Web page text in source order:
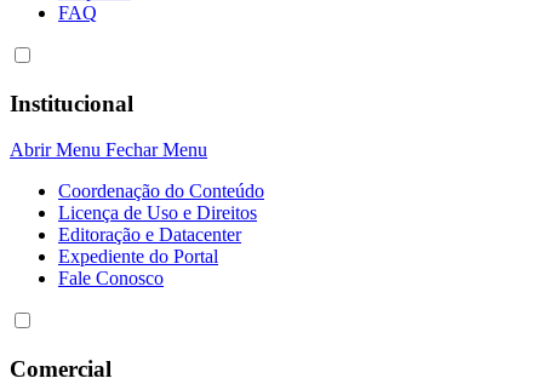
FAQ
Institucional
Abrir Menu Fechar Menu
Coordenação do Conteúdo
Licença de Uso e Direitos
Editoração e Datacenter
Expediente do Portal
Fale Conosco
Comercial